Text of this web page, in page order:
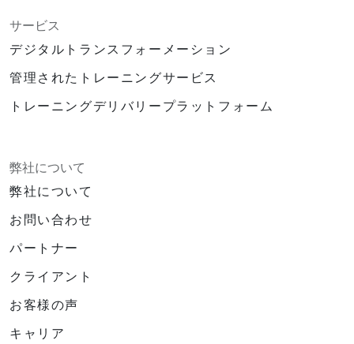
サービス
デジタルトランスフォーメーション
管理されたトレーニングサービス
トレーニングデリバリープラットフォーム
弊社について
弊社について
お問い合わせ
パートナー
クライアント
お客様の声
キャリア